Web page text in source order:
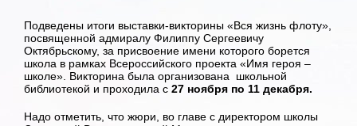
Подведены итоги выставки-викторины «Вся жизнь флоту»,
посвященной адмиралу Филиппу Сергеевичу
Октябрьскому, за присвоение имени которого борется
школа в рамках Всероссийского проекта «Имя героя –
школе». Викторина была организована школьной
библиотекой и проходила с 27 ноября по 11 декабря.
Надо отметить, что жюри, во главе с директором школы